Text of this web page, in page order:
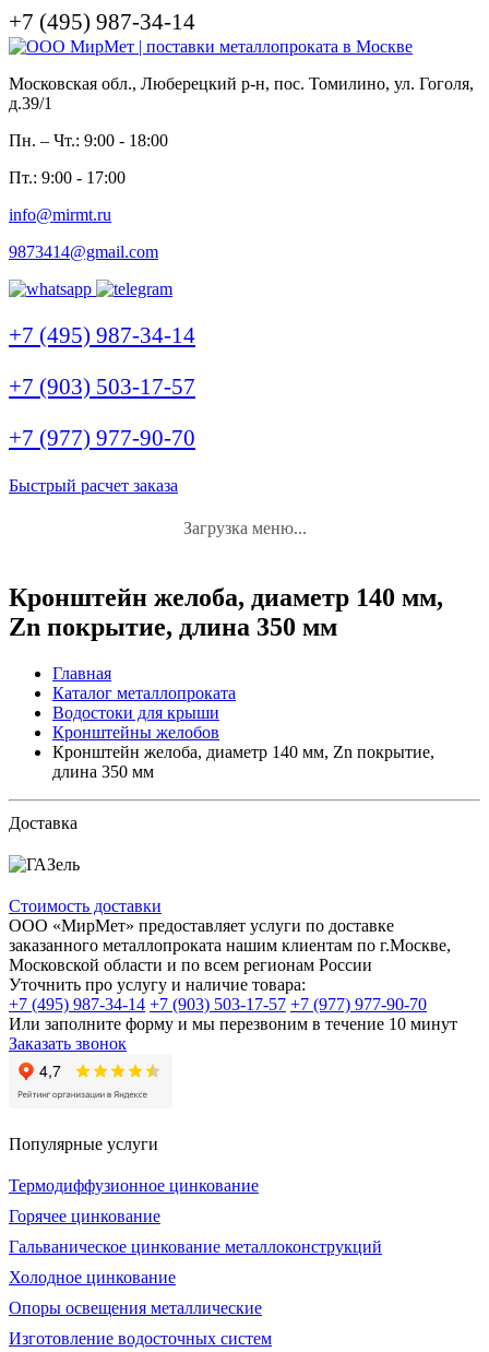
+7 (495) 987-34-14
Московская обл., Люберецкий р-н, пос. Томилино, ул. Гоголя,
д.39/1
Пн. – Чт.: 9:00 - 18:00
Пт.: 9:00 - 17:00
info@mirmt.ru
9873414@gmail.com
+7 (495) 987-34-14
+7 (903) 503-17-57
+7 (977) 977-90-70
Быстрый расчет заказа
Загрузка меню...
Кронштейн желоба, диаметр 140 мм,
Zn покрытие, длина 350 мм
Главная
Каталог металлопроката
Водостоки для крыши
Кронштейны желобов
Кронштейн желоба, диаметр 140 мм, Zn покрытие,
длина 350 мм
Доставка
Стоимость доставки
ООО «МирМет» предоставляет услуги по доставке
заказанного металлопроката нашим клиентам по г.Москве,
Московской области и по всем регионам России
Уточнить про услугу и наличие товара:
+7 (495) 987-34-14 +7 (903) 503-17-57 +7 (977) 977-90-70
Или заполните форму и мы перезвоним в течение 10 минут
Заказать звонок
Популярные услуги
Термодиффузионное цинкование
Горячее цинкование
Гальваническое цинкование металлоконструкций
Холодное цинкование
Опоры освещения металлические
Изготовление водосточных систем